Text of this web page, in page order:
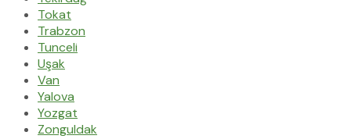
Tokat
Trabzon
Tunceli
Uşak
Van
Yalova
Yozgat
Zonguldak